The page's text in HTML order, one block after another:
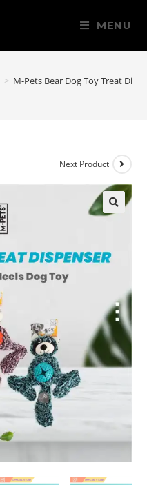
MENU
> M-Pets Bear Dog Toy Treat
Next Product
🔍